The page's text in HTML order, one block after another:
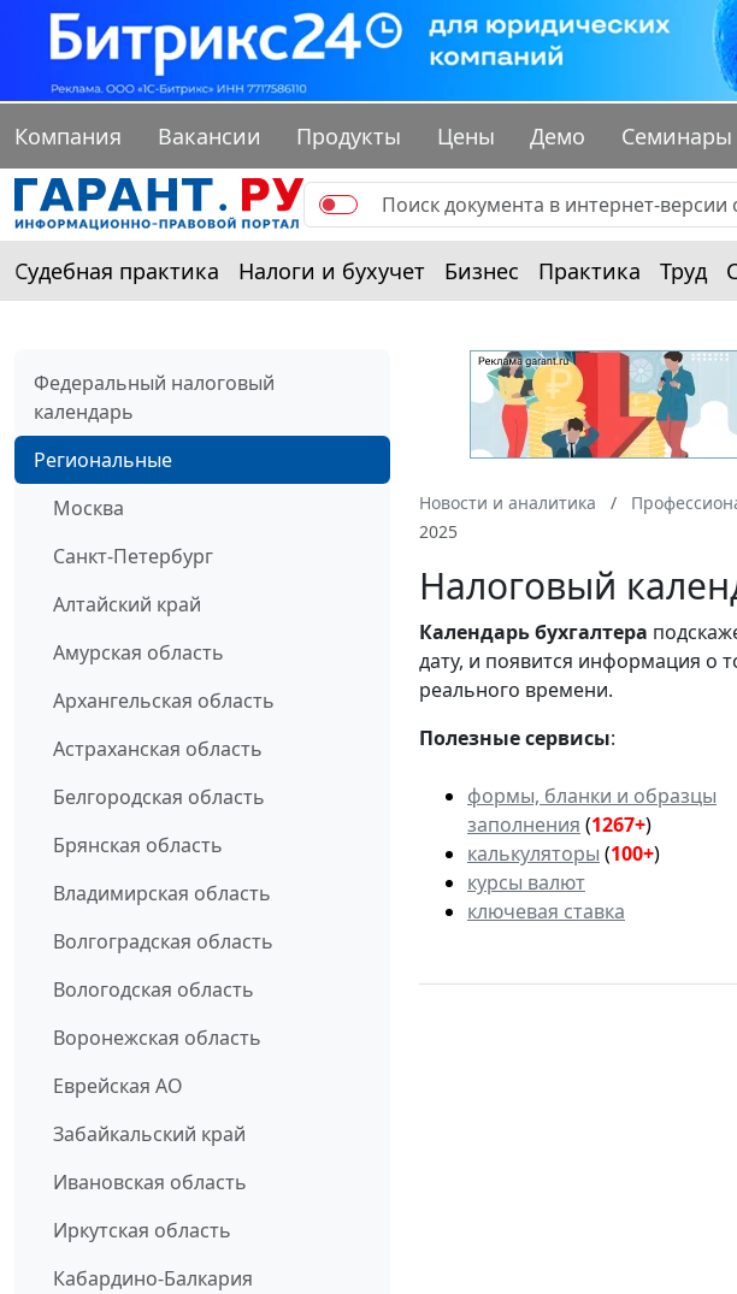
Компания Вакансии Продукты Цены Демо Семинары
Судебная практика Налоги и бухучет Бизнес Практика Труд
Федеральный налоговый
календарь
Региональные
Москва
Санкт-Петербург
Алтайский край
Амурская область
Архангельская область
Астраханская область
Белгородская область
Брянская область
Владимирская область
Волгоградская область
Вологодская область
Воронежская область
Еврейская АО
Забайкальский край
Ивановская область
Иркутская область
Кабардино-Балкария
Новости и аналитика
2025
Налоговый
Календарьбухгалтера
дату, и появится информация о
реального времени.
Полезные сервисы:
формы, бланки и образцы
заполнения (1267+)
калькуляторы (100+)
курсы валют
ключевая ставка